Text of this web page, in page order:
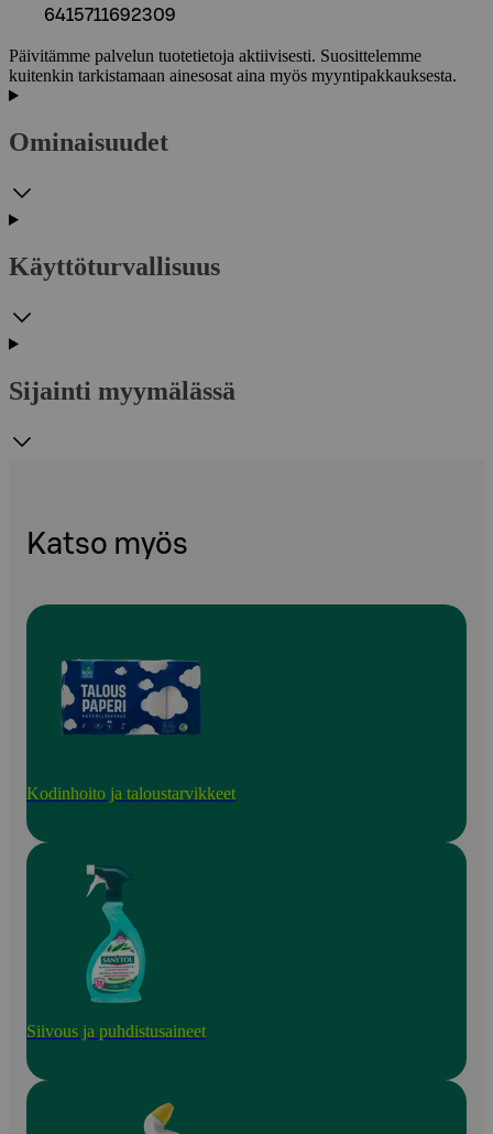
6415711692309
Päivitämme palvelun tuotetietoja aktiivisesti. Suosittelemme
kuitenkin tarkistamaan ainesosat aina myös myyntipakkauksesta.
Ominaisuudet
Käyttöturvallisuus
Sijainti myymälässä
Katso myös
Kodinhoito ja taloustarvikkeet
Siivous ja puhdistusaineet